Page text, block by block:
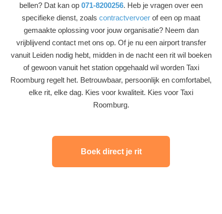
bellen? Dat kan op 071-8200256. Heb je vragen over een
specifieke dienst, zoals contractvervoer of een op maat
gemaakte oplossing voor jouw organisatie? Neem dan
vrijblijvend contact met ons op. Of je nu een airport transfer
vanuit Leiden nodig hebt, midden in de nacht een rit wil boeken
of gewoon vanuit het station opgehaald wil worden Taxi
Roomburg regelt het. Betrouwbaar, persoonlijk en comfortabel,
elke rit, elke dag. Kies voor kwaliteit. Kies voor Taxi
Roomburg.
Boek direct je rit